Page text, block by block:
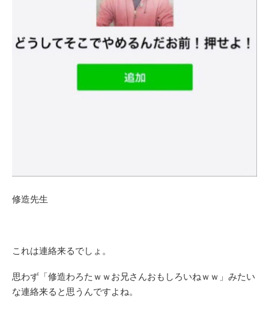
修造先生
これは連絡来るでしょ。
思わず「修造わろたｗｗお兄さんおもしろいねｗｗ」みたい
な連絡来ると思うんですよね。